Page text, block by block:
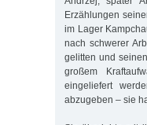
Erzählungen
im Lager
nach schwerer
gelitten und
großem
eingeliefert
abzugeben – sie